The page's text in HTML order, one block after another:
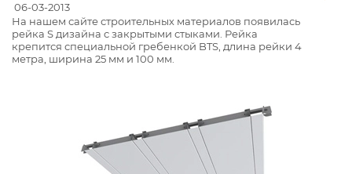
06-03-2013
На нашем сайте строительных материалов появилась
рейка S дизайна с закрытыми стыками. Рейка
крепится специальной гребенкой BTS, длина рейки 4
метра, ширина 25 мм и 100 мм.